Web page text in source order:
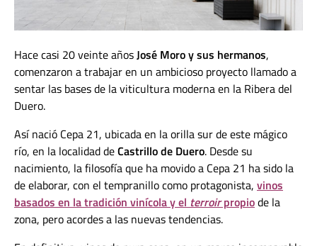
Hace casi 20 veinte añosJosé Moro y sus hermanos,
comenzaron a trabajar en un ambicioso proyecto llamado a
sentar las bases de la viticultura moderna en la Ribera del
Duero.
Así nació Cepa 21, ubicada en la orilla sur de este mágico
río, en la localidad deCastrillo de Duero. Desde su
nacimiento, la filosofía que ha movido a Cepa 21 ha sido la
de elaborar, con el tempranillo como protagonista, vinos
basados en la tradición vinícola y el terroirpropiode la
zona, pero acordes a las nuevas tendencias.